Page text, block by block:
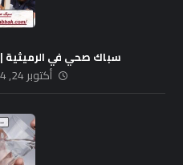
سباك صحي في الرميثية |55521593| اعمال سباكة
أكتوبر 24, 2024